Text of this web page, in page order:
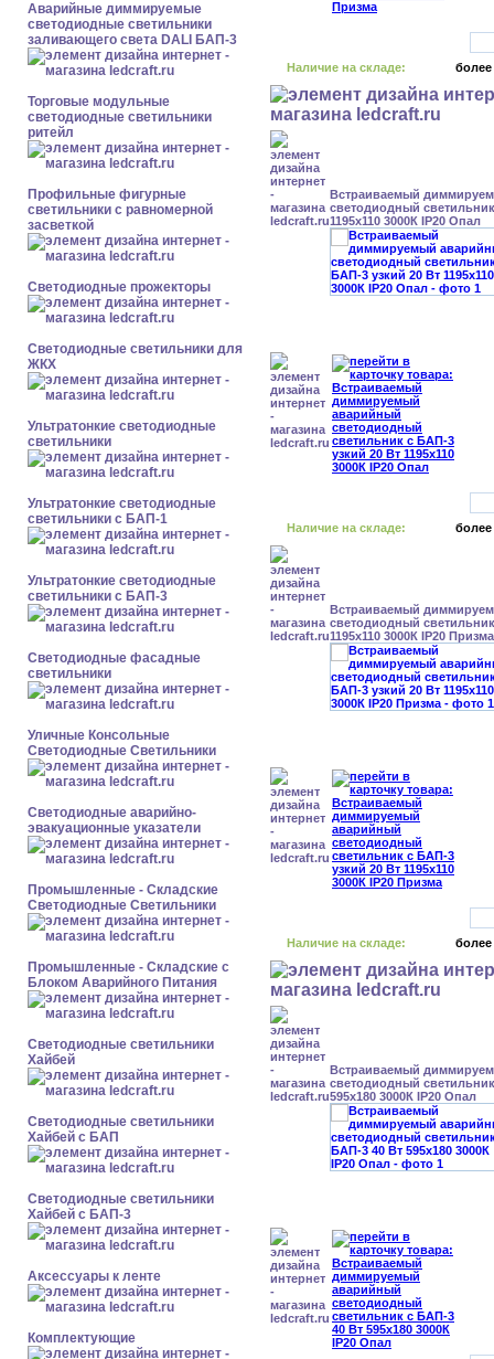
Аварийные диммируемые
светодиодные светильники
заливающего света DALI БАП-3
Торговые модульные
светодиодные светильники
ритейл
Профильные фигурные
светильники с равномерной
засветкой
Светодиодные прожекторы
Светодиодные светильники для
ЖКХ
Ультратонкие светодиодные
светильники
Ультратонкие светодиодные
светильники с БАП-1
Ультратонкие светодиодные
светильники с БАП-3
Светодиодные фасадные
светильники
Уличные Консольные
Светодиодные Светильники
Светодиодные аварийно-
эвакуационные указатели
Промышленные - Складские
Светодиодные Светильники
Промышленные - Складские с
Блоком Аварийного Питания
Светодиодные светильники
Хайбей
Светодиодные светильники
Хайбей с БАП
Светодиодные светильники
Хайбей с БАП-3
Аксессуары к ленте
Комплектующие
Наличие на складе: более
Встраиваемый
светодиодный
1195x110 3000К IP20 Опал
Наличие на складе: более
Встраиваемый
светодиодный
1195x110 3000К IP20 Призма
Наличие на складе: более
Встраиваемый
светодиодный
595x180 3000К IP20 Опал